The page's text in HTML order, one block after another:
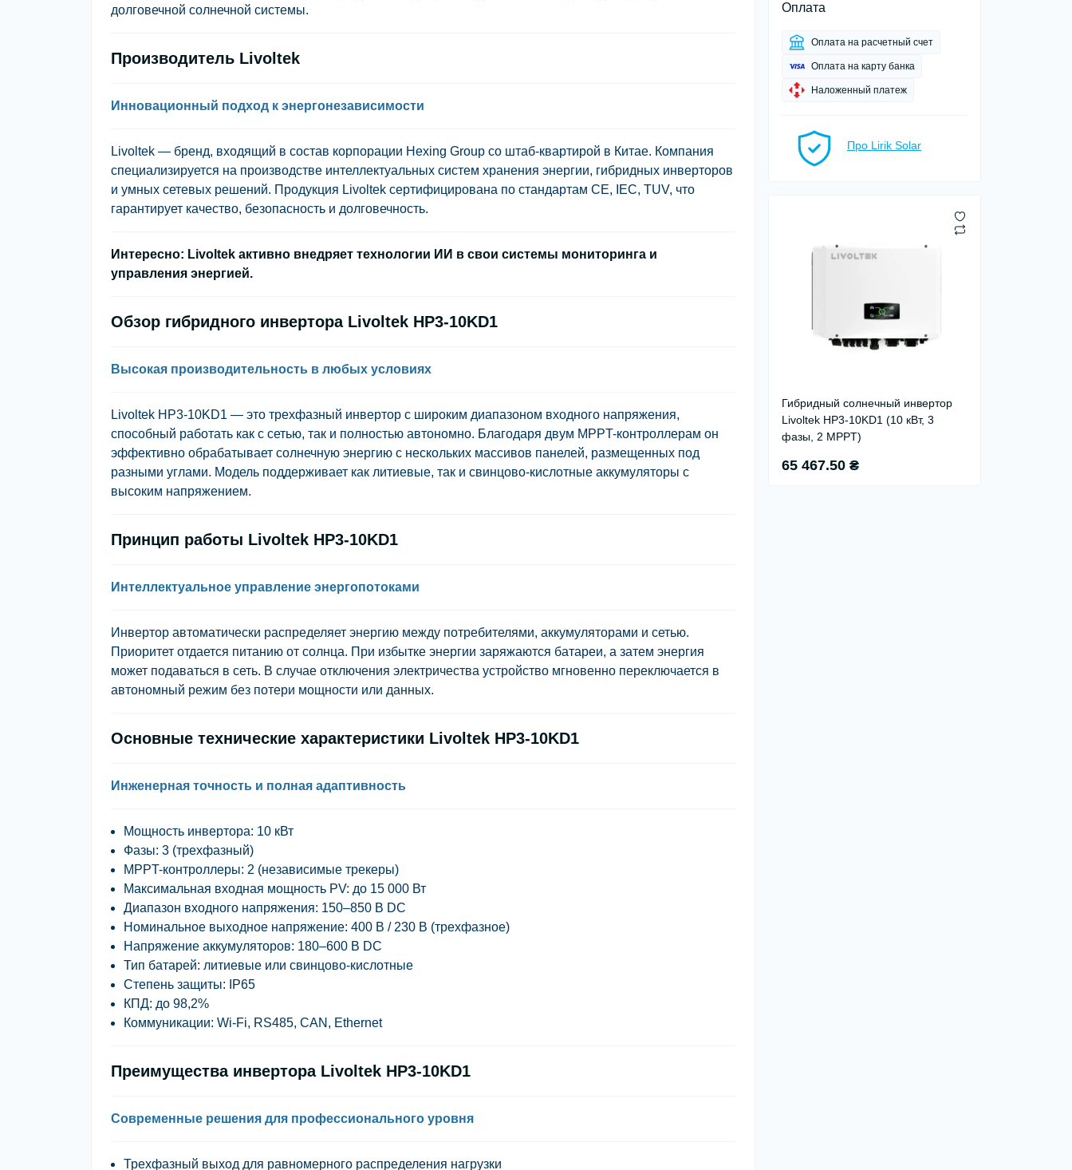
Оплата
Оплата на расчетный счет
Оплата на карту банка
Наложенный платеж
Про Lirik Solar
Гибридный солнечный инвертор
Livoltek HP3-10KD1 (10 кВт, 3
фазы, 2 MPPT)
65 467.50 ₴
долговечной солнечной системы.
Производитель Livoltek
Инновационный подход к энергонезависимости
Livoltek — бренд, входящий в состав корпорации Hexing Group со штаб-квартирой в Китае. Компания
специализируется на производстве интеллектуальных систем хранения энергии, гибридных инверторов
и умных сетевых решений. Продукция Livoltek сертифицирована по стандартам CE, IEC, TUV, что
гарантирует качество, безопасность и долговечность.
Интересно: Livoltek активно внедряет технологии ИИ в свои системы мониторинга и
управления энергией.
Обзор гибридного инвертора Livoltek HP3-10KD1
Высокая производительность в любых условиях
Livoltek HP3-10KD1 — это трехфазный инвертор с широким диапазоном входного напряжения,
способный работать как с сетью, так и полностью автономно. Благодаря двум MPPT-контроллерам он
эффективно обрабатывает солнечную энергию с нескольких массивов панелей, размещенных под
разными углами. Модель поддерживает как литиевые, так и свинцово-кислотные аккумуляторы с
высоким напряжением.
Принцип работы Livoltek HP3-10KD1
Интеллектуальное управление энергопотоками
Инвертор автоматически распределяет энергию между потребителями, аккумуляторами и сетью.
Приоритет отдается питанию от солнца. При избытке энергии заряжаются батареи, а затем энергия
может подаваться в сеть. В случае отключения электричества устройство мгновенно переключается в
автономный режим без потери мощности или данных.
Основные технические характеристики Livoltek HP3-10KD1
Инженерная точность и полная адаптивность
Мощность инвертора: 10 кВт
Фазы: 3 (трехфазный)
MPPT-контроллеры: 2 (независимые трекеры)
Максимальная входная мощность PV: до 15 000 Вт
Диапазон входного напряжения: 150–850 В DC
Номинальное выходное напряжение: 400 В / 230 В (трехфазное)
Напряжение аккумуляторов: 180–600 В DC
Тип батарей: литиевые или свинцово-кислотные
Степень защиты: IP65
КПД: до 98,2%
Коммуникации: Wi-Fi, RS485, CAN, Ethernet
Преимущества инвертора Livoltek HP3-10KD1
Современные решения для профессионального уровня
Трехфазный выход для равномерного распределения нагрузки